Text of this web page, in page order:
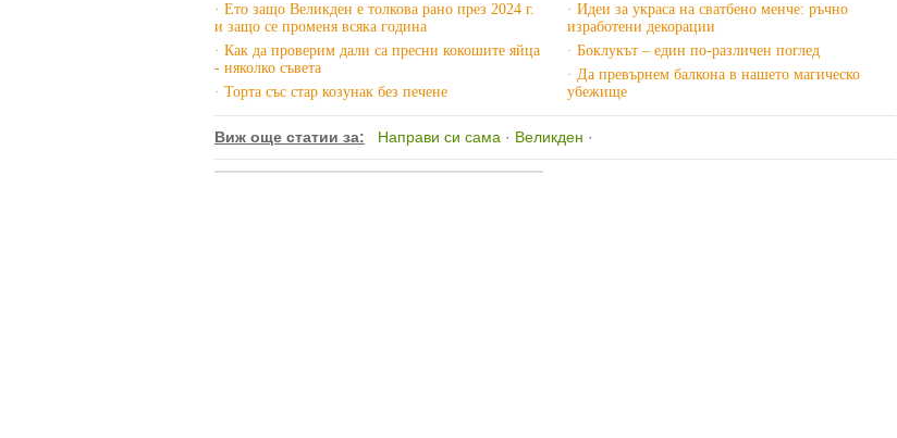
· Ето защо Великден е толкова рано през 2024 г.
и защо се променя всяка година
· Как да проверим дали са пресни кокошите яйца
- няколко съвета
· Торта със стар козунак без печене
· Идеи за украса на сватбено менче: ръчно
изработени декорации
· Боклукът – един по-различен поглед
· Да превърнем балкона в нашето магическо
убежище
Виж още статии за: Направи си сама · Великден ·